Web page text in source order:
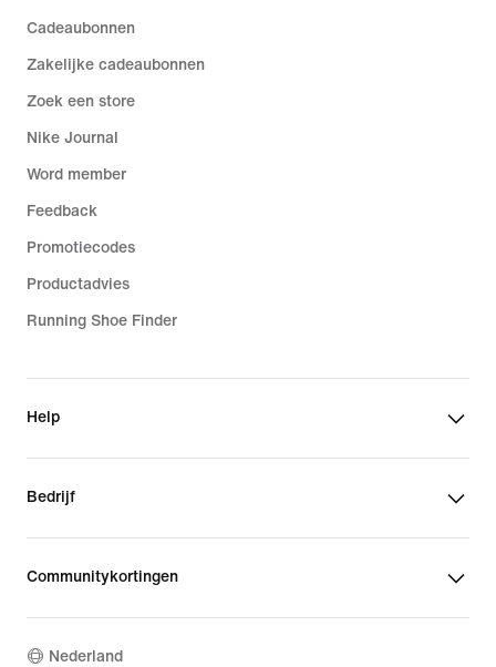
Cadeaubonnen
Zakelijke cadeaubonnen
Zoek een store
Nike Journal
Word member
Feedback
Promotiecodes
Productadvies
Running Shoe Finder
Help
Bedrijf
Communitykortingen
Nederland